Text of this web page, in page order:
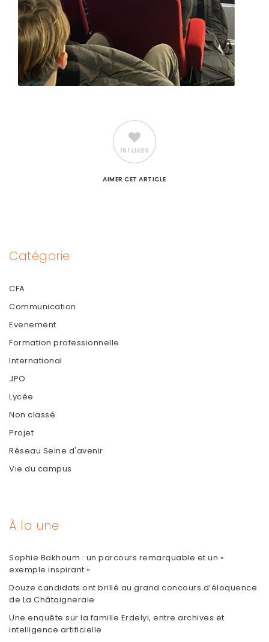
161 LIKES
AIMER CET ARTICLE
Catégorie
CFA
Communication
Evenement
Formation professionnelle
International
JPO
Lycée
Non classé
Projet
Réseau Seine d'avenir
Vie du campus
À la une
Sophie Bakhoum : un parcours remarquable et un «
exemple inspirant »
Douze candidats ont brillé au grand concours d’éloquence
de La Châtaigneraie
Une enquête sur la famille Erdelyi, entre archives et
intelligence artificielle